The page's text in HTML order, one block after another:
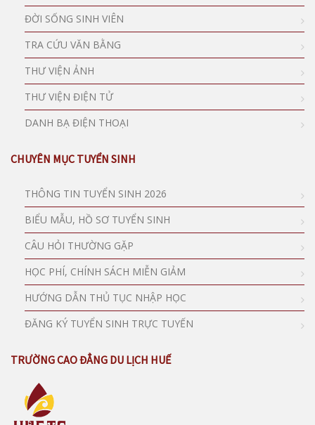
ĐỜI SỐNG SINH VIÊN
TRA CỨU VĂN BẰNG
THƯ VIỆN ẢNH
THƯ VIỆN ĐIỆN TỬ
DANH BẠ ĐIỆN THOẠI
CHUYÊN MỤC TUYỂN SINH
THÔNG TIN TUYỂN SINH 2026
BIỂU MẪU, HỒ SƠ TUYỂN SINH
CÂU HỎI THƯỜNG GẶP
HỌC PHÍ, CHÍNH SÁCH MIỄN GIẢM
HƯỚNG DẪN THỦ TỤC NHẬP HỌC
ĐĂNG KÝ TUYỂN SINH TRỰC TUYẾN
TRƯỜNG CAO ĐẲNG DU LỊCH HUẾ